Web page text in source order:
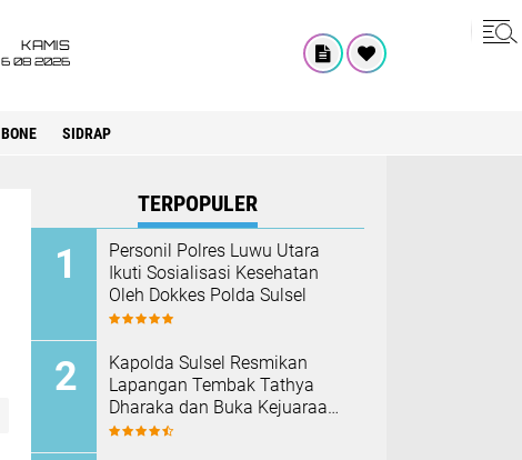
KAMIS
6 08 2026
BONE SIDRAP
TERPOPULER
Personil Polres Luwu Utara
Ikuti Sosialisasi Kesehatan
Oleh Dokkes Polda Sulsel
Kapolda Sulsel Resmikan
Lapangan Tembak Tathya
Dharaka dan Buka Kejuaraan
Menembak Bupati Sidrap Cup